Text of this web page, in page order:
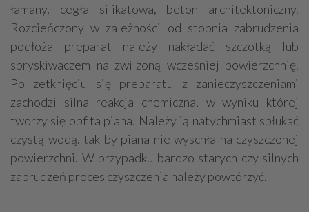
łamany, cegła silikatowa, beton architektoniczny.
Rozcieńczony w zależności od stopnia zabrudzenia
podłoża preparat należy nakładać szczotką lub
spryskiwaczem na zwilżoną wcześniej powierzchnię.
Po zetknięciu się preparatu z zanieczyszczeniami
zachodzi silna reakcja chemiczna, w wyniku której
tworzy się obfita piana. Należy ją natychmiast spłukać
czystą wodą, tak by piana nie wyschła na czyszczonej
powierzchni. W przypadku bardzo starych czy silnych
zabrudzeń proces czyszczenia należy powtórzyć.